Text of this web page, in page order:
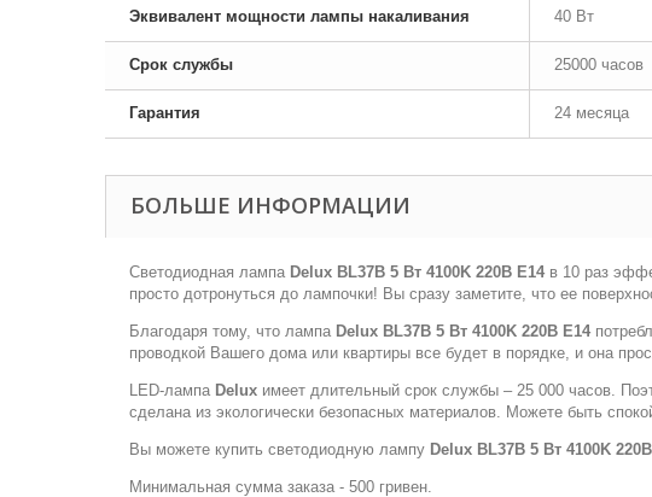
Эквивалент мощности лампы накаливания 40 Вт
Срок службы 25000 часов
Гарантия 24 месяца
БОЛЬШЕ ИНФОРМАЦИИ
Светодиодная лампа Delux BL37B 5 Вт 4100K 220В E14 в 10 раз
просто дотронуться до лампочки! Вы сразу заметите, что ее
Благодаря тому, что лампа Delux BL37B 5 Вт 4100K 220В E14
проводкой Вашего дома или квартиры все будет в порядке, и она
LED-лампа Delux имеет длительный срок службы – 25 000 часов.
сделана из экологически безопасных материалов. Можете быть
Вы можете купить светодиодную лампу Delux BL37B 5 Вт 4100K
Минимальная сумма заказа - 500 гривен.